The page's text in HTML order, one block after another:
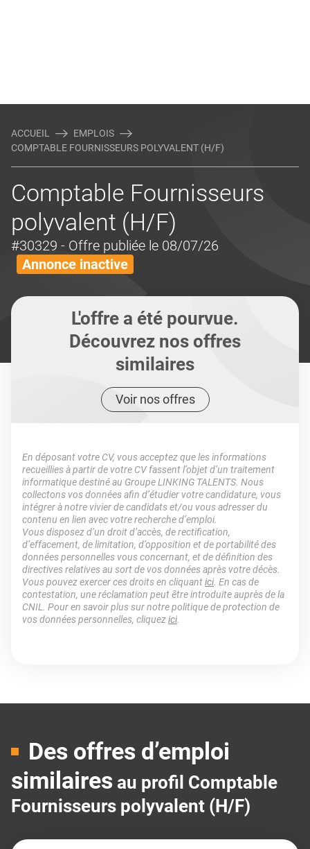
ACCUEIL
EMPLOIS
COMPTABLE FOURNISSEURS POLYVALENT (H/F)
Comptable Fournisseurs
polyvalent (H/F)
#30329 - Offre publiée le 08/07/26
Annonce inactive
L'offre a été pourvue.
Découvrez nos offres
similaires
Voir nos offres
En déposant votre CV, vous acceptez que les informations
recueillies à partir de votre CV fassent l’objet d’un traitement
informatique destiné au Groupe LINKING TALENTS. Nous
collectons vos données afin d’étudier votre candidature, vous
intégrer à notre vivier de candidats et/ou vous adresser du
contenu en lien avec votre recherche d’emploi.
Vous disposez d’un droit d’accès, de rectification,
d’effacement, de limitation, d’opposition et de portabilité des
données personnelles vous concernant, et de définition des
directives relatives au sort de vos données après votre décès.
Vous pouvez exercer ces droits en cliquantici. En cas de
contestation, une réclamation peut être introduite auprès de la
CNIL. Pour en savoir plus sur notre politique de protection de
vos données personnelles, cliquezici.
Des offres d’emploi
similaires au profil Comptable
Fournisseurs polyvalent (H/F)